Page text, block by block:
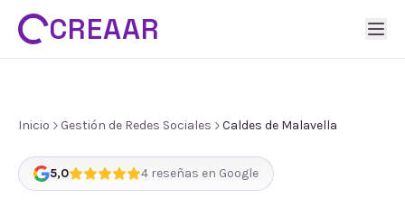
CREAAR
Inicio Gestión de Redes Sociales Caldes de Malavella
5,0 4 reseñas en Google